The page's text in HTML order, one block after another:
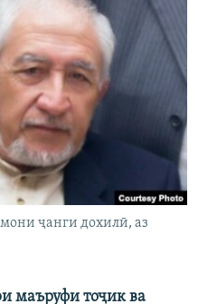
ҷанги дохилӣ, аз
маъруфи тоҷик ва